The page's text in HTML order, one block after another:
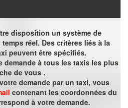
disposition un système de
réel. Des critères liés à la
peuvent être spécifiés.
demande à tous les taxis les plus
de vous .
demande par un taxi, vous
contenant les coordonnées du
à votre demande.